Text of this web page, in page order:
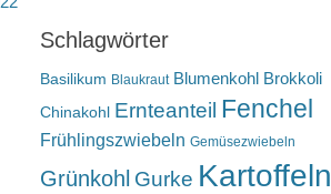
Schlagwörter
Basilikum Blaukraut Blumenkohl Brokkoli
Chinakohl Ernteanteil Fenchel
Frühlingszwiebeln Gemüsezwiebeln
Grünkohl Gurke Kartoffeln